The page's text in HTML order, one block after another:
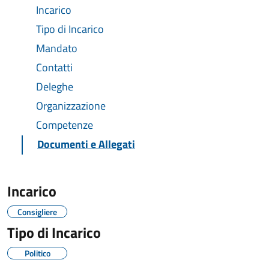
Incarico
Tipo di Incarico
Mandato
Contatti
Deleghe
Organizzazione
Competenze
Documenti e Allegati
Incarico
Consigliere
Tipo di Incarico
Politico